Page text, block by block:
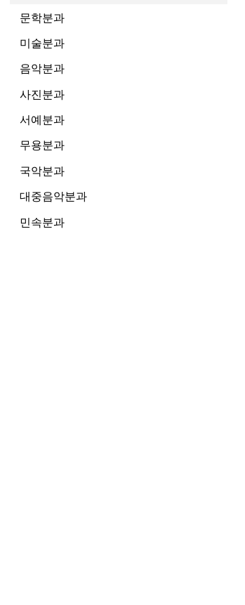
문학분과
미술분과
음악분과
사진분과
서예분과
무용분과
국악분과
대중음악분과
민속분과